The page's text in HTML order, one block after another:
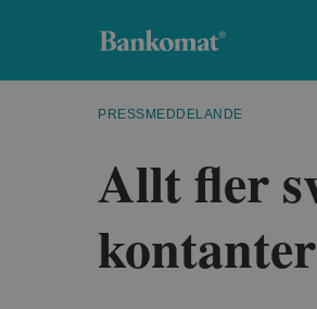
Bankomat
PRESSMEDDELANDE
Allt fler
kontanter